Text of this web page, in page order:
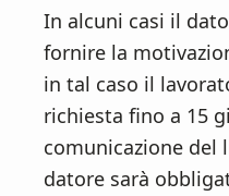
In alcuni casi il
fornire la
in tal caso il
richiesta fino a 15
comunicazione del
datore sarà